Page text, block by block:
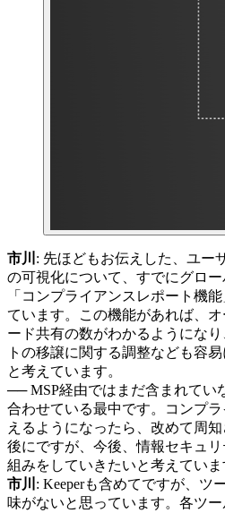
市川 : 先ほどもお伝えした、ユー
の可視化について、すでにグロ
「コンプライアンスレポート機
ています。この機能があれば、
ード共有の数がわかるようにな
トの移譲に関する調整なども容
と考えています。
── MSP経由ではまだ含まれてい
合わせている最中です。コンプ
えるようになったら、改めて周
後にですが、今後、情報セキュ
組みをしていきたいと考えていま
市川 : Keeperも含めてですが、ツ
味がないと思っています。各ツ